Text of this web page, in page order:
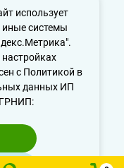
использует
иные системы
с Политикой в
данных ИП